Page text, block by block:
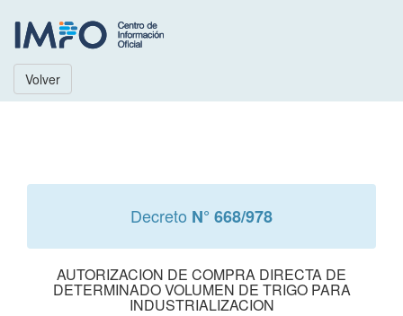
Volver
Decreto N° 668/978
AUTORIZACION DE COMPRA DIRECTA DE
DETERMINADO VOLUMEN DE TRIGO PARA
INDUSTRIALIZACION